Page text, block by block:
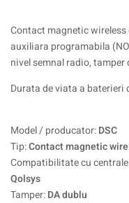
Contact magnetic wireless
auxiliara programabila
nivel semnal radio, tamper
Durata de viata a baterieri
Model / producator:DSC
Tip:Contact magnetic
Compatibilitate cu
Qolsys
Tamper:DA dublu